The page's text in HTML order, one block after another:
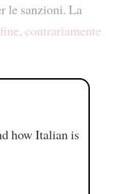
le sanzioni. La
, contrariamente
how Italian is